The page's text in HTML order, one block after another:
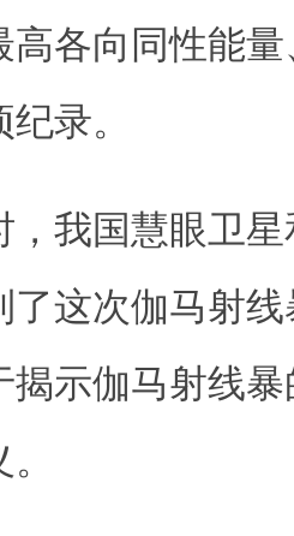
高各向同性能
录。
我国慧眼卫星
了这次伽马射
揭示伽马射线